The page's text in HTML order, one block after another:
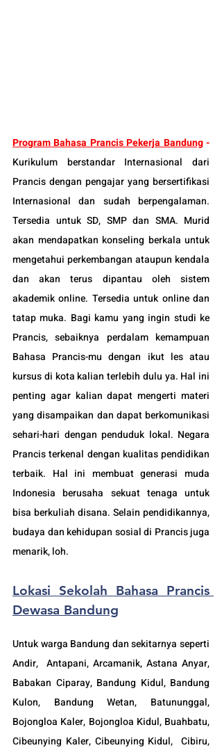
Program Bahasa Prancis Pekerja Bandung
Kurikulum berstandar Internasional dari
Prancis dengan pengajar yang bersertifikasi
Internasional dan sudah berpengalaman.
Tersedia untuk SD, SMP dan SMA. Murid
akan mendapatkan konseling berkala untuk
mengetahui perkembangan ataupun kendala
dan akan terus dipantau oleh sistem
akademik online. Tersedia untuk online dan
tatap muka. Bagi kamu yang ingin studi ke
Prancis, sebaiknya perdalam kemampuan
Bahasa Prancis-mu dengan ikut les atau
kursus di kota kalian terlebih dulu ya. Hal ini
penting agar kalian dapat mengerti materi
yang disampaikan dan dapat berkomunikasi
sehari-hari dengan penduduk lokal. Negara
Prancis terkenal dengan kualitas pendidikan
terbaik. Hal ini membuat generasi muda
Indonesia berusaha sekuat tenaga untuk
bisa berkuliah disana. Selain pendidikannya,
budaya dan kehidupan sosial di Prancis juga
menarik, loh.
Lokasi Sekolah Bahasa Prancis
Dewasa Bandung
Andir,  Antapani, Arcamanik, Astana Anyar,
Babakan Ciparay, Bandung Kidul, Bandung
Kulon, Bandung Wetan, Batununggal,
Bojongloa Kaler, Bojongloa Kidul, Buahbatu,
Cibeunying Kaler, Cibeunying Kidul,  Cibiru,